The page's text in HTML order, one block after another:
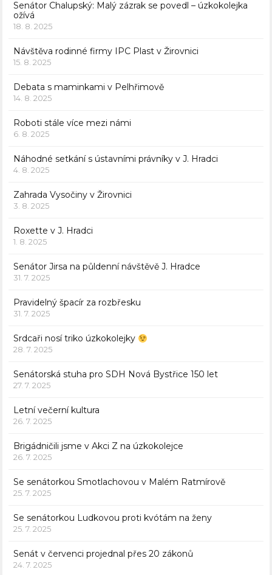
Senátor Chalupský: Malý zázrak se povedl – úzkokolejka
ožívá
18. 8. 2025
Návštěva rodinné firmy IPC Plast v Žirovnici
15. 8. 2025
Debata s maminkami v Pelhřimově
14. 8. 2025
Roboti stále více mezi námi
6. 8. 2025
Náhodné setkání s ústavními právníky v J. Hradci
4. 8. 2025
Zahrada Vysočiny v Žirovnici
3. 8. 2025
Roxette v J. Hradci
1. 8. 2025
Senátor Jirsa na půldenní návštěvě J. Hradce
31. 7. 2025
Pravidelný špacír za rozbřesku
31. 7. 2025
Srdcaři nosí triko úzkokolejky
28. 7. 2025
Senátorská stuha pro SDH Nová Bystřice 150 let
27. 7. 2025
Letní večerní kultura
26. 7. 2025
Brigádničili jsme v Akci Z na úzkokolejce
26. 7. 2025
Se senátorkou Smotlachovou v Malém Ratmírově
25. 7. 2025
Se senátorkou Ludkovou proti kvótám na ženy
25. 7. 2025
Senát v červenci projednal přes 20 zákonů
24. 7. 2025